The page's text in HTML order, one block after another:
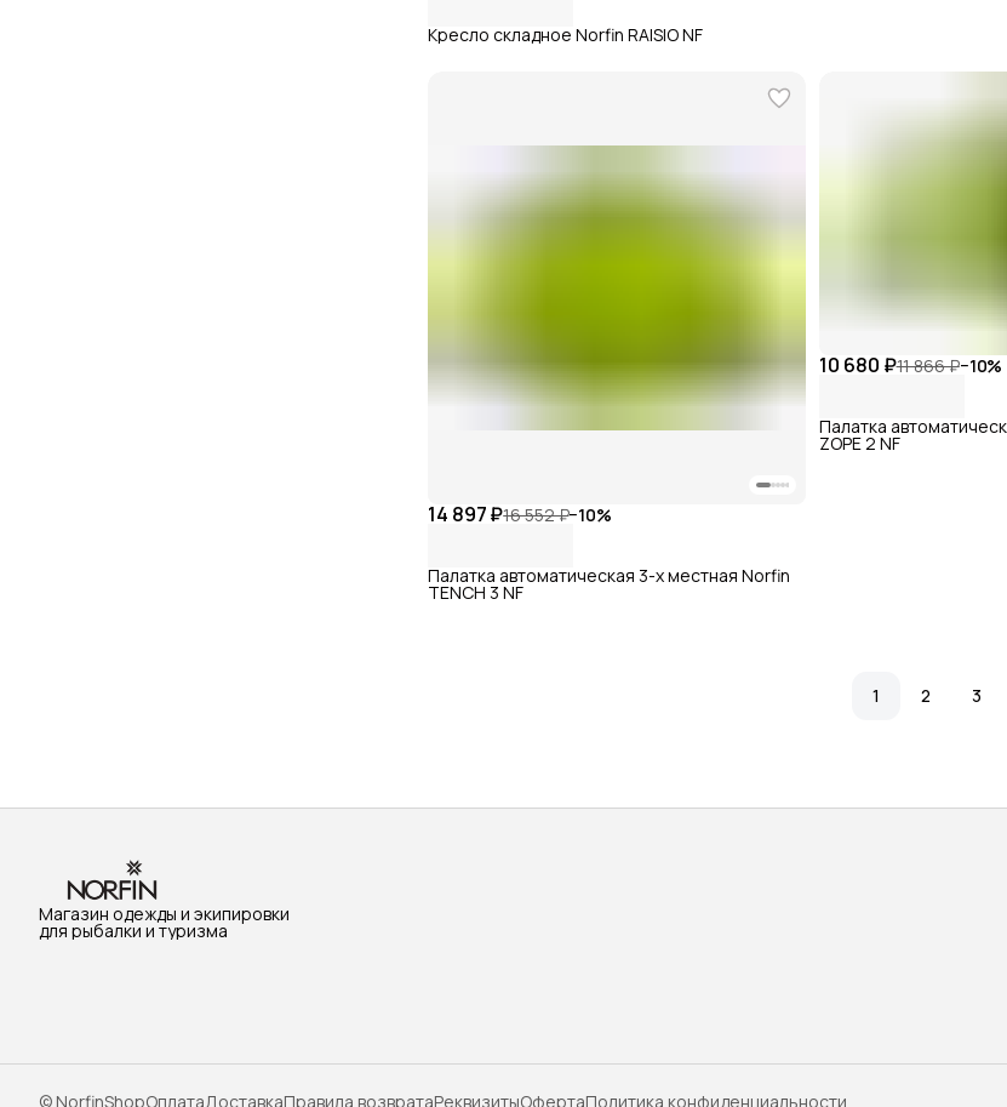
Кресло складное Norfin RAISIO NF
14 897 ₽16 552 ₽−10%
Палатка автоматическая 3-х местная Norfin
TENCH 3 NF
10 680 ₽11 866 ₽−10%
Палатка
ZOPE 2 NF
1 2 3
Магазин одежды и экипировки
для рыбалки и туризма
© NorfinShopОплатаДоставкаПравила возвратаРеквизитыОфертаПолитика конфиденциальности